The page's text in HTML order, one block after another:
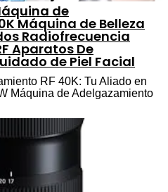
de
Máquina de Belleza
Radiofrecuencia
Aparatos De
de Piel Facial
RF 40K: Tu Aliado en
Máquina de Adelgazamiento